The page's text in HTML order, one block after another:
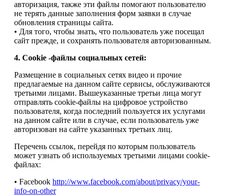
авторизация, также эти файлы помогают пользователю
не терять данные заполнения форм заявки в случае
обновления страницы сайта.
• Для того, чтобы знать, что пользователь уже посещал
сайт прежде, и сохранять пользователя авторизованным.
4. Cookie -файлы социальных сетей:
Размещение в социальных сетях видео и прочие
предлагаемые на данном сайте сервисы, обслуживаются
третьими лицами. Вышеуказанные третьи лица могут
отправлять cookie-файлы на цифровое устройство
пользователя, когда последний пользуется их услугами
на данном сайте или в случае, если пользователь уже
авторизован на сайте указанных третьих лиц.
Перечень ссылок, перейдя по которым пользователь
может узнать об используемых третьими лицами cookie-
файлах:
• Facebook http://www.facebook.com/about/privacy/your-
info-on-other